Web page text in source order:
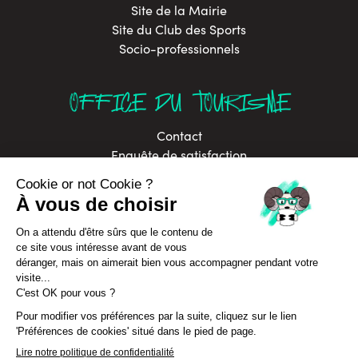
Site de la Mairie
Site du Club des Sports
Socio-professionnels
OFFICE DU TOURISME
Contact
Enquête de satisfaction
Offres d’emploi
In Annecy Mountains
Développement durable
Politique de confidentialité
Assurance Annulation Séjours
CGV Séjours